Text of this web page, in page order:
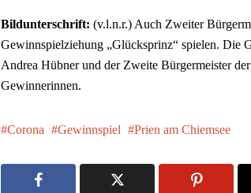
Bildunterschrift: (v.l.n.r.) Auch Zweiter
Gewinnspielziehung „Glücksprinz“ spielen. Die
Andrea Hübner und der Zweite Bürgermeister
Gewinnerinnen.
Corona Gewinnspiel Prien am Chiemsee